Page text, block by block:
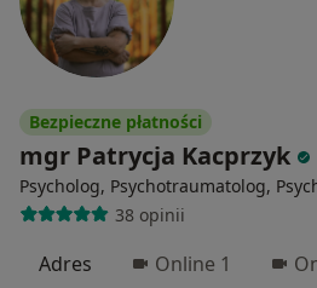
Bezpieczne płatności
mgr Patrycja Kacprzyk
Psycholog, Psychotraumatolog,
38 opinii
Adres Online 1